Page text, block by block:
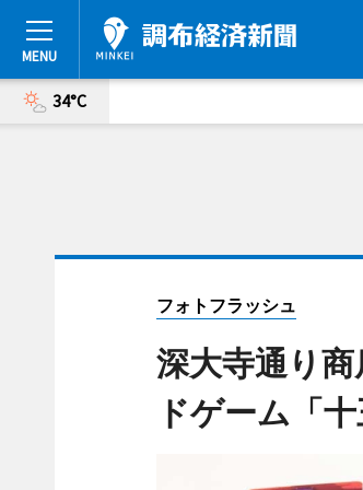
34°C
フォトフラッシュ
深大寺通り
ドゲーム「